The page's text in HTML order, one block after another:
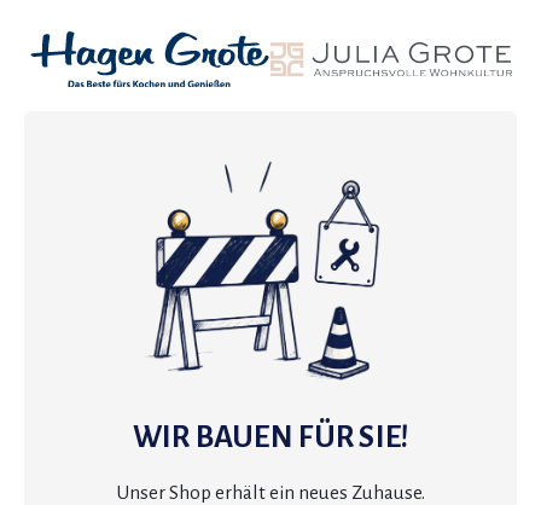
WIR BAUEN FÜR SIE!
Unser Shop erhält ein neues Zuhause.